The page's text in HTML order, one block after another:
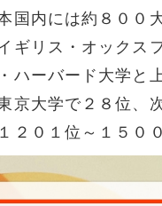
国内には約８００
ギリス・オックス
ハーバード大学と
京大学で２８位、
２０１位～１５０